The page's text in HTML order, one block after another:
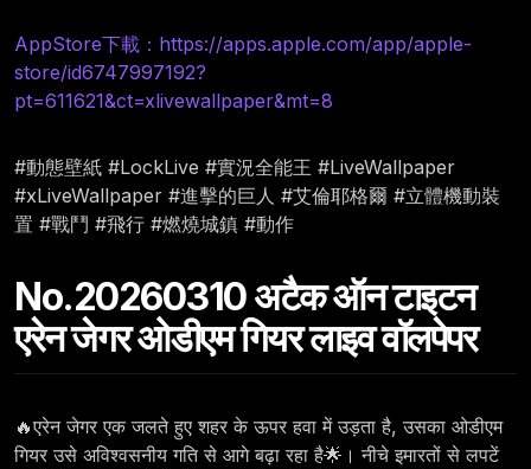
AppStore下載：https://apps.apple.com/app/apple-
store/id6747997192?
pt=611621&ct=xlivewallpaper&mt=8
#動態壁紙 #LockLive #實況全能王 #LiveWallpaper
#xLiveWallpaper #進擊的巨人 #艾倫耶格爾 #立體機動裝
置 #戰鬥 #飛行 #燃燒城鎮 #動作
No.20260310 अटैक ऑन टाइटन
एरेन जेगर ओडीएम गियर लाइव वॉलपेपर
🔥एरेन जेगर एक जलते हुए शहर के ऊपर हवा में उड़ता है, उसका ओडीएम
गियर उसे अविश्वसनीय गति से आगे बढ़ा रहा है🌟। नीचे इमारतों से लपटें